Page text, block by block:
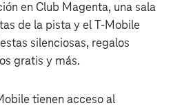
en Club Magenta, una sala
de la pista y el T‑Mobile
silenciosas, regalos
gratis y más.
tienen acceso al